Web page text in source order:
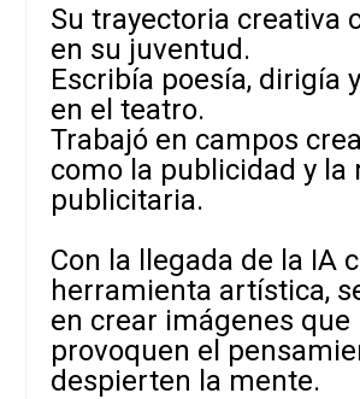
Su trayectoria creativa
en su juventud.
Escribía poesía, dirigía
en el teatro.
Trabajó en campos
como la publicidad y la
publicitaria.
Con la llegada de la IA
herramienta artística,
en crear imágenes que
provoquen el
despierten la mente.